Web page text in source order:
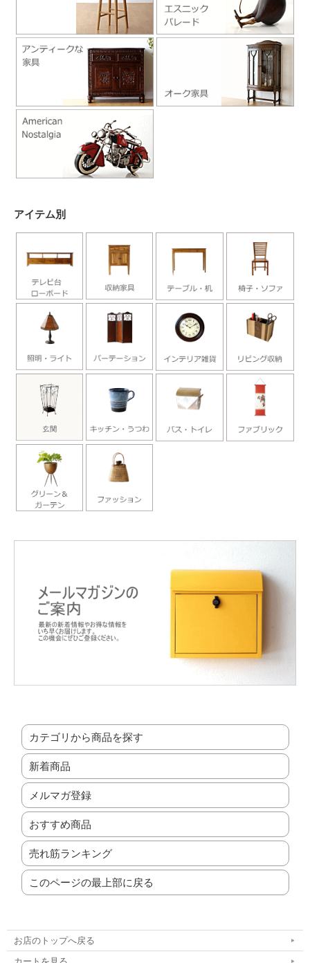
アイテム別
カテゴリから商品を探す
新着商品
メルマガ登録
おすすめ商品
売れ筋ランキング
このページの最上部に戻る
お店のトップへ戻る